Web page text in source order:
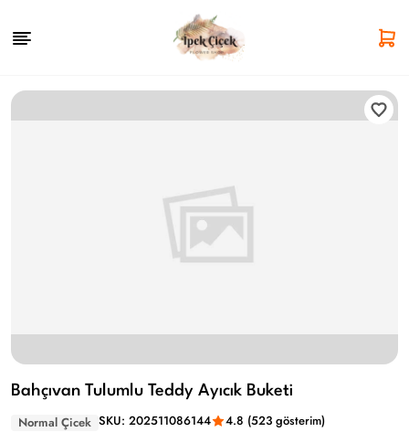
Bahçıvan Tulumlu Teddy Ayıcık Buketi
Normal Çicek SKU: 202511086144 4.8 (523 gösterim)